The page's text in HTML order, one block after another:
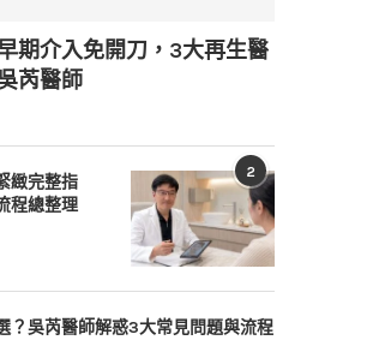
期介入免開刀，3大再生醫
芮醫師
2
緻完整指
程總整理
？吳芮醫師解惑3大常見問題與流程